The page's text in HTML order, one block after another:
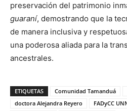
preservación del patrimonio
guaraní, demostrando que la
de manera inclusiva y
una poderosa aliada para la
ancestrales.
ETIQUETAS Comunidad Tamanduá
doctora Alejandra Reyero
FADyCC